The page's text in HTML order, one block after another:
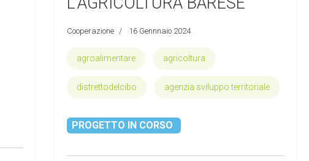
Cooperazione 16 Gennnaio 2024
agroalimentare agricoltura
distrettodelcibo agenzia sviluppo territoriale
PROGETTO IN CORSO